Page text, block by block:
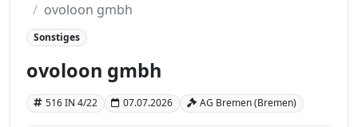
ovoloon gmbh
Sonstiges
ovoloon gmbh
516 IN 4/22 07.07.2026 AG Bremen (Bremen)